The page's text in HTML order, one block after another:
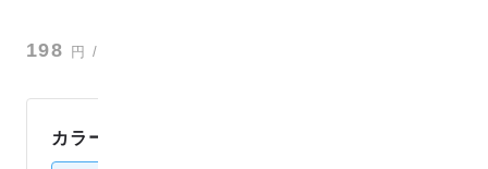
198 円 / 10cm
カラー：